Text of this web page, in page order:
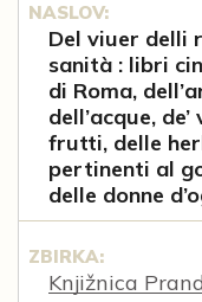
NASLOV:
Del viuer delli
sanità : libri
di Roma,
dell’acque,
frutti, delle
pertinenti al
delle donne
ZBIRKA:
Knjižnica